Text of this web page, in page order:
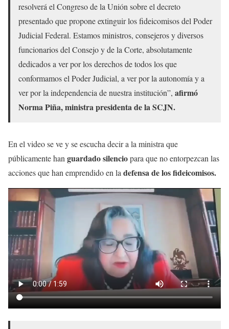
resolverá el Congreso de la Unión sobre el decreto
presentado que propone extinguir los fideicomisos del Poder
Judicial Federal. Estamos ministros, consejeros y diversos
funcionarios del Consejo y de la Corte, absolutamente
dedicados a ver por los derechos de todos los que
conformamos el Poder Judicial, a ver por la autonomía y a
ver por la independencia de nuestra institución”, afirmó
Norma Piña, ministra presidenta de la SCJN.
En el video se ve y se escucha decir a la ministra que
públicamente han guardado silenciopara que no entorpezcan las
acciones que han emprendido en la defensa de los fideicomisos.